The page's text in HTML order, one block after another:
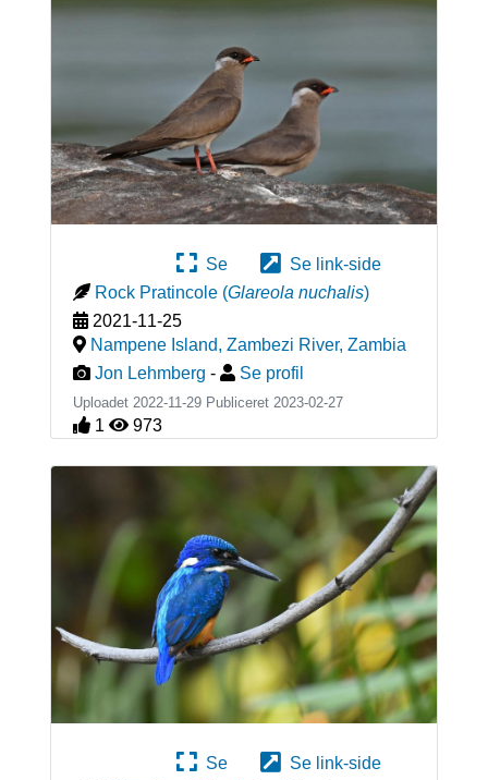
Se
Se link-side
Rock Pratincole (Glareola nuchalis)
2021-11-25
Nampene Island, Zambezi River, Zambia
Jon Lehmberg - Se profil
Uploadet 2022-11-29 Publiceret 2023-02-27
1 973
Se
Se link-side